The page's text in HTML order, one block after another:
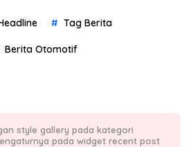
Tag Berita
Berita Otomotif
style gallery pada kategori
pada widget recent post